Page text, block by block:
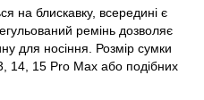
на блискавку, всередині є
ремінь дозволяє
для носіння. Розмір сумки
14, 15 Pro Max або подібних